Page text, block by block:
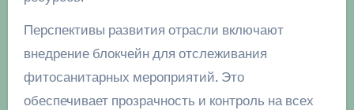
Перспективы развития отрасли включают
внедрение блокчейн для отслеживания
фитосанитарных мероприятий. Это
обеспечивает прозрачность и контроль на всех